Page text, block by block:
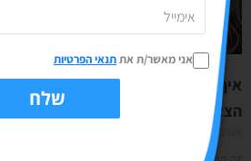
איך מפרסמים טור דעה מקצועי באתר
הצצה למאחורי הקלעים
07/01/2026
אני מאשר/ת אתתנאי הפרטיות
שלח